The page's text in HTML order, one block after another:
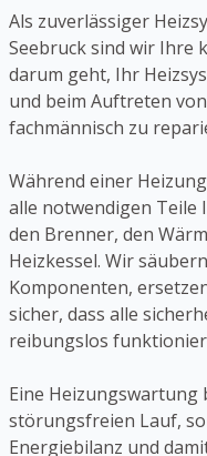
Als zuverlässiger
Seebruck sind wir Ihre
darum geht, Ihr
und beim Auftreten
fachmännisch zu
Während einer
alle notwendigen Teile
den Brenner, den
Heizkessel. Wir
Komponenten,
sicher, dass alle
reibungslos
Eine
störungsfreien Lauf,
Energiebilanz und